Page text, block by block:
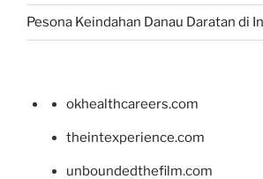
Pesona Keindahan Danau Daratan di
okhealthcareers.com
theintexperience.com
unboundedthefilm.com